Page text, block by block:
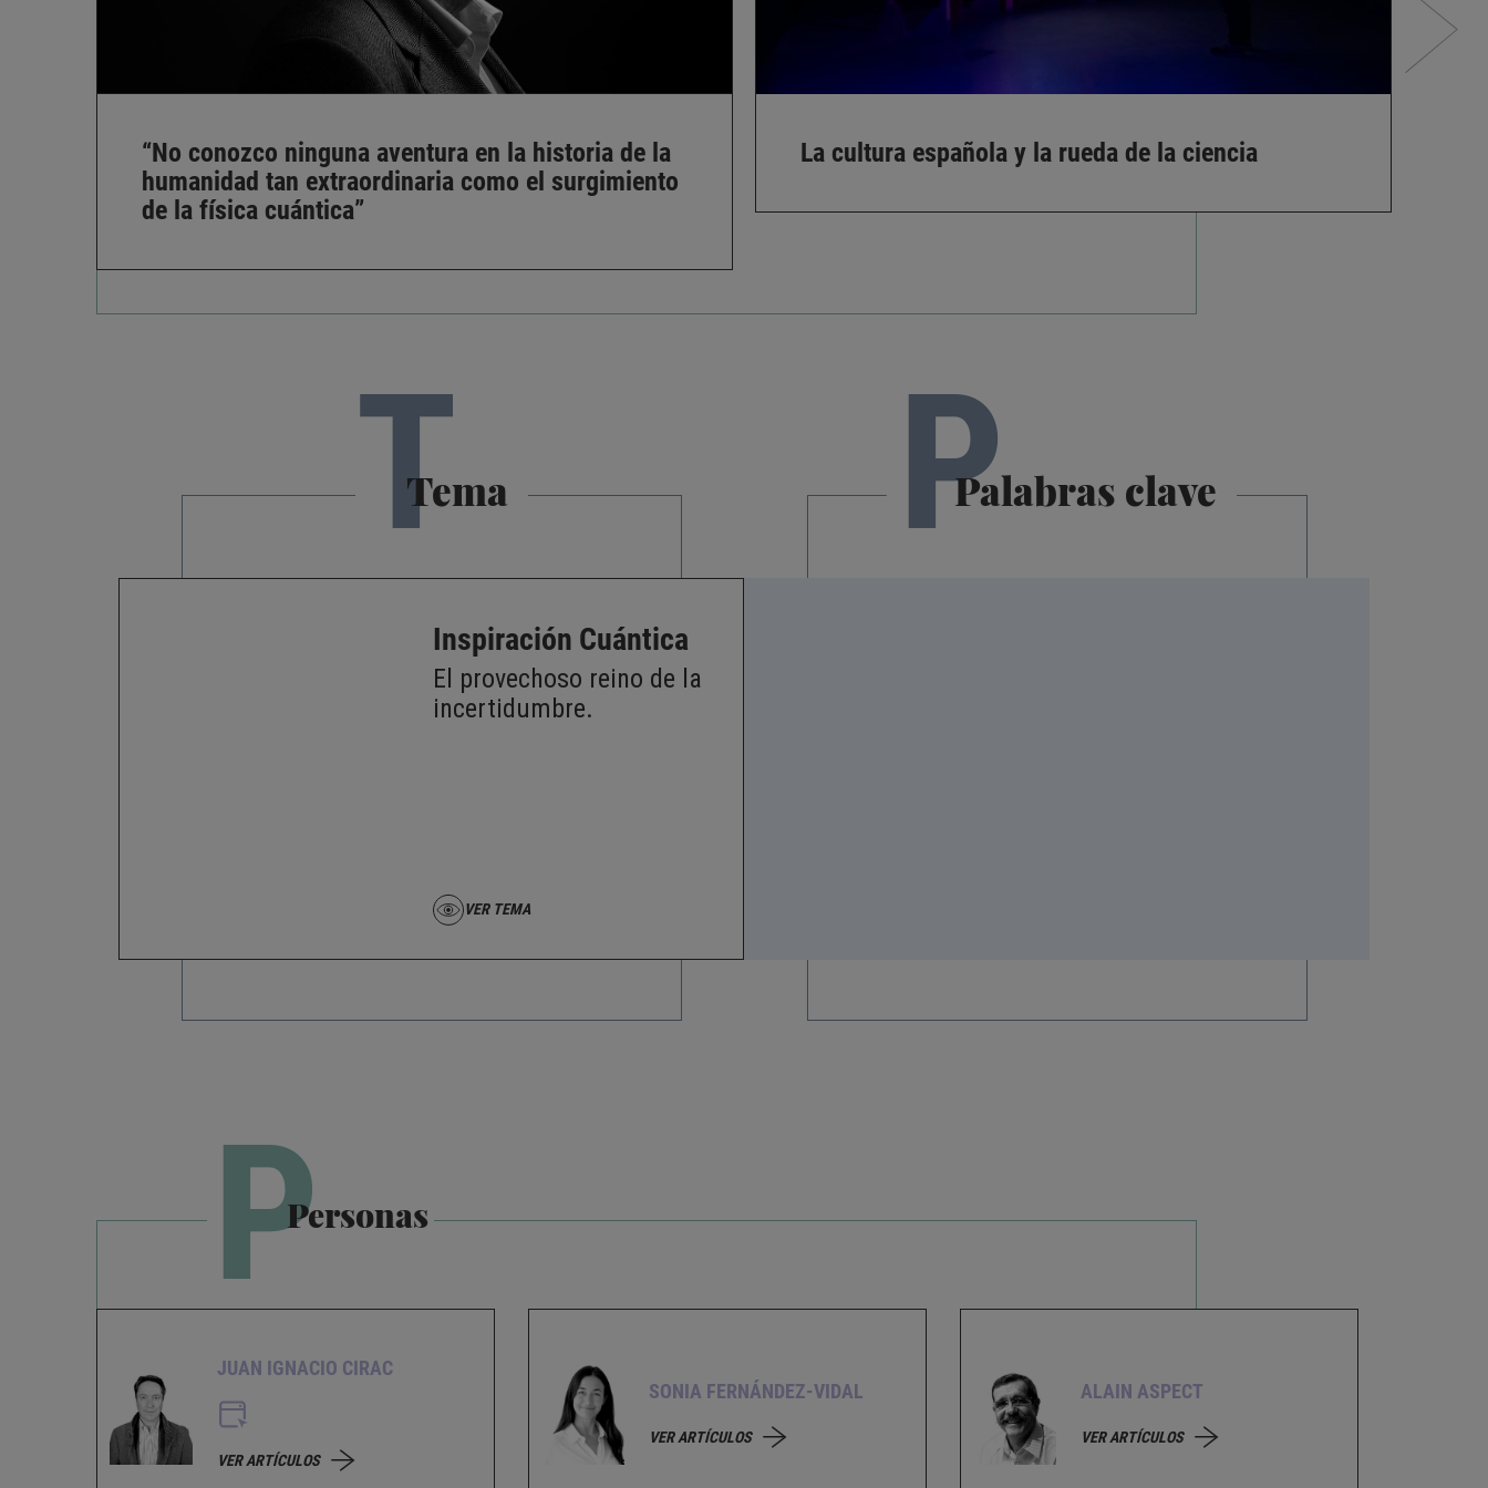
“No conozco ninguna aventura en la historia de la
humanidad tan extraordinaria como el surgimiento
de la física cuántica”
La cultura española y la rueda de la ciencia
TTema
Inspiración Cuántica
El provechoso reino de la
incertidumbre.
VER TEMA
P
Palabras clave
PPersonas
JUAN IGNACIO CIRAC
VER ARTÍCULOS
SONIA FERNÁNDEZ-VIDAL
VER ARTÍCULOS
ALAIN ASPECT
VER ARTÍCULOS